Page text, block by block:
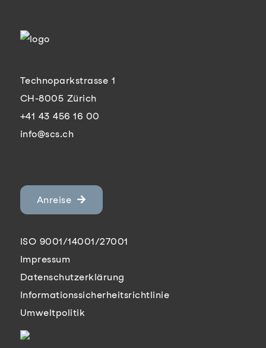
Technoparkstrasse 1
CH-8005 Zürich
+41 43 456 16 00
info@scs.ch
Anreise
ISO 9001/14001/27001
Impressum
Datenschutzerklärung
Informationssicherheitsrichtlinie
Umweltpolitik